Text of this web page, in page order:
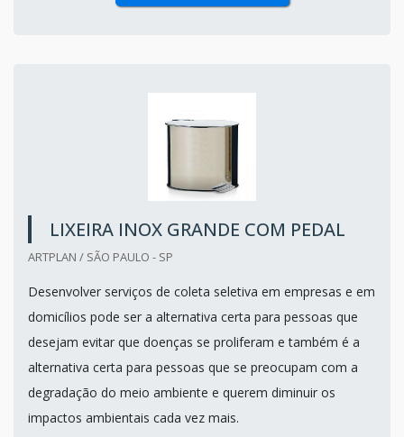
LIXEIRA INOX GRANDE COM PEDAL
ARTPLAN / SÃO PAULO - SP
Desenvolver serviços de coleta seletiva em empresas e em
domicílios pode ser a alternativa certa para pessoas que
desejam evitar que doenças se proliferam e também é a
alternativa certa para pessoas que se preocupam com a
degradação do meio ambiente e querem diminuir os
impactos ambientais cada vez mais.